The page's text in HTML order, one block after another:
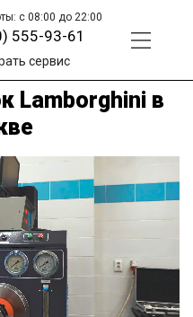
с 08:00 до 22:00
555-93-61
сервис
Lamborghini в